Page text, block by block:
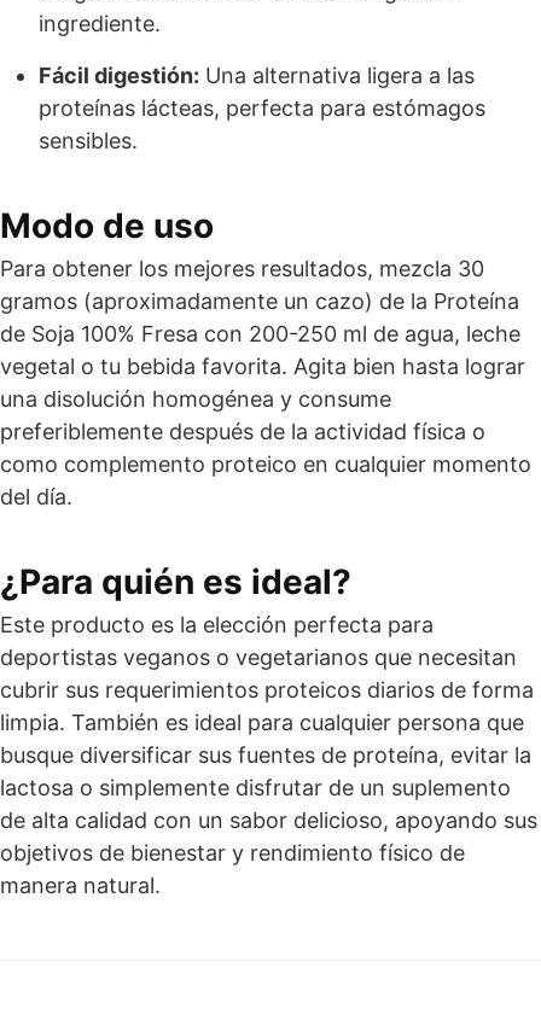
ingrediente.
Fácil digestión: Una alternativa ligera a las
proteínas lácteas, perfecta para estómagos
sensibles.
Modo de uso
Para obtener los mejores resultados, mezcla 30
gramos (aproximadamente un cazo) de la Proteína
de Soja 100% Fresa con 200-250 ml de agua, leche
vegetal o tu bebida favorita. Agita bien hasta lograr
una disolución homogénea y consume
preferiblemente después de la actividad física o
como complemento proteico en cualquier momento
del día.
¿Para quién es ideal?
Este producto es la elección perfecta para
deportistas veganos o vegetarianos que necesitan
cubrir sus requerimientos proteicos diarios de forma
limpia. También es ideal para cualquier persona que
busque diversificar sus fuentes de proteína, evitar la
lactosa o simplemente disfrutar de un suplemento
de alta calidad con un sabor delicioso, apoyando sus
objetivos de bienestar y rendimiento físico de
manera natural.